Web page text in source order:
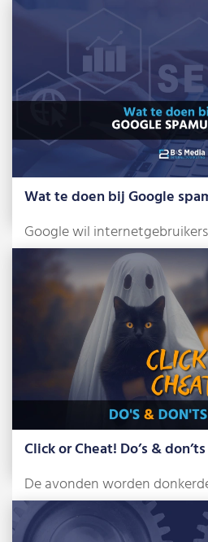
Wat te doen bij Google
Google wil
en betrouwbare
bereiken, […]
Click or Cheat! Do’s &
De avonden worden
griezelfeest staat alweer
[…]